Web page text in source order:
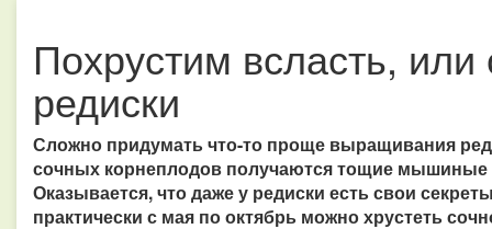
Похрустим всласть, или
редиски
Сложно придумать что-то проще выращивания
сочных корнеплодов получаются тощие
Оказывается, что даже у редиски есть свои
практически с мая по октябрь можно хрустеть